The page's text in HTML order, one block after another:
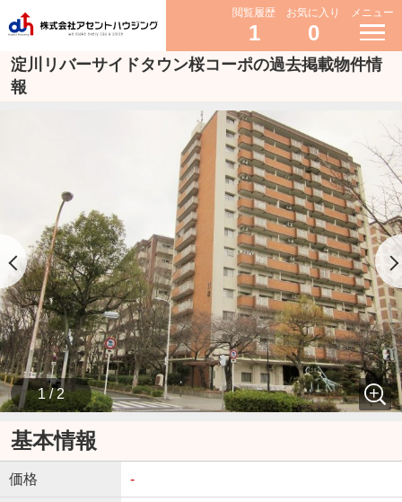
閲覧履歴
1
お気に入り
0
メニュー
淀川リバーサイドタウン桜コーポの過去掲載物件情
報
1 / 2
基本情報
価格 -